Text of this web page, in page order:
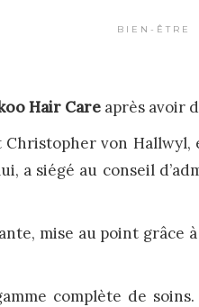
BIEN-ÊTRE
Hair Care après avoir
von
a siégé au conseil
mise au point grâce
complète de